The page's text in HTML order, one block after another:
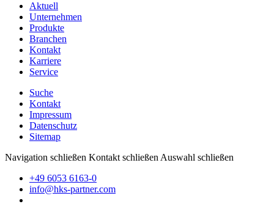
Aktuell
Unternehmen
Produkte
Branchen
Kontakt
Karriere
Service
Suche
Kontakt
Impressum
Datenschutz
Sitemap
Navigation schließen Kontakt schließen Auswahl schließen
+49 6053 6163-0
info@hks-partner.com